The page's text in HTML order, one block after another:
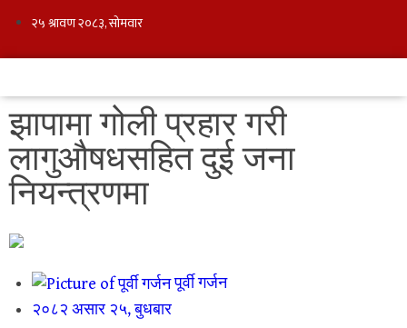
झापामा गोली प्रहार गरी
लागुऔषधसहित दुई जना
नियन्त्रणमा
पूर्वी गर्जन
२०८२ असार २५, बुधबार